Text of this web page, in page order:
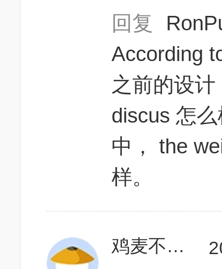
回复
According
之前的设
discus 怎
中， the
样。
鸡麦不过750不是